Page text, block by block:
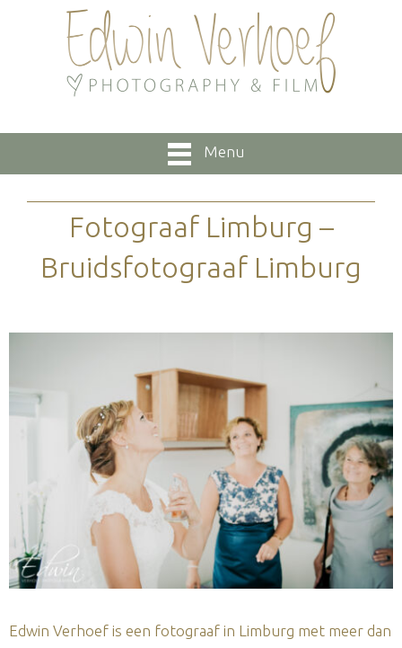
Menu
Fotograaf Limburg –
Bruidsfotograaf Limburg
Edwin Verhoef is een fotograaf in Limburg met meer dan